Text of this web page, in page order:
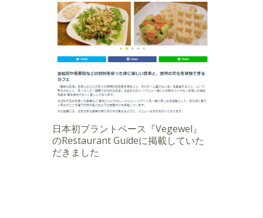
日本初プラントベース『Vegewel』
のRestaurant Guideに掲載していた
だきました